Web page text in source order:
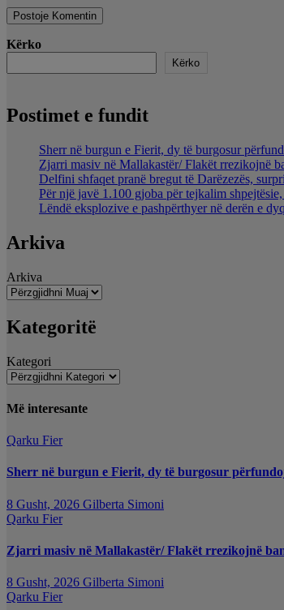
Kërko
Kërko
Postimet e fundit
Sherr në burgun e Fierit, dy të burgosur
Zjarri masiv në Mallakastër/ Flakët rrezikojnë
Delfini shfaqet pranë bregut të Darëzezës,
Për një javë 1.100 gjoba për tejkalim
Lëndë eksplozive e pashpërthyer në derën e
Arkiva
Arkiva
Kategoritë
Kategori
Më interesante
Qarku Fier
Sherr në burgun e Fierit, dy të burgosur
8 Gusht, 2026 Gilberta Simoni
Qarku Fier
Zjarri masiv në Mallakastër/ Flakët rrezikojnë
8 Gusht, 2026 Gilberta Simoni
Qarku Fier